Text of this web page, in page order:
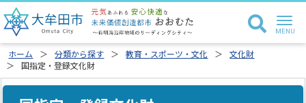
ホーム 分類から探す 教育・スポーツ・文化
文化財
国指定・登録文化財